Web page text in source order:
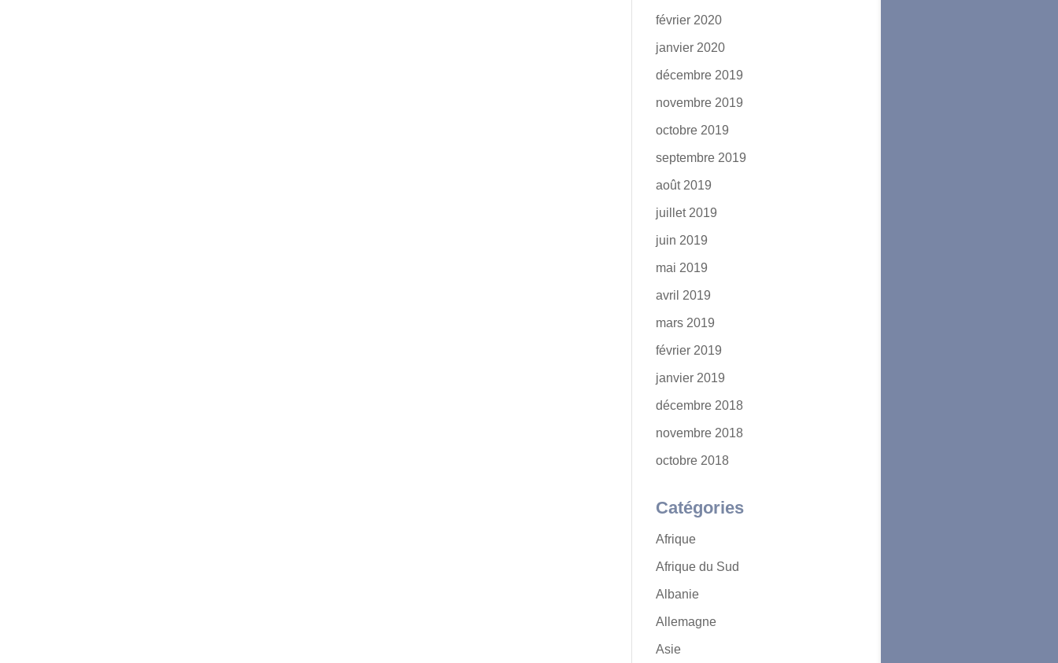
février 2020
janvier 2020
décembre 2019
novembre 2019
octobre 2019
septembre 2019
août 2019
juillet 2019
juin 2019
mai 2019
avril 2019
mars 2019
février 2019
janvier 2019
décembre 2018
novembre 2018
octobre 2018
Catégories
Afrique
Afrique du Sud
Albanie
Allemagne
Asie